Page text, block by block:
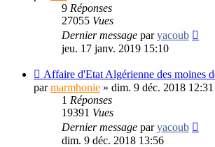
9 Réponses
27055 Vues
Dernier message paryacoub
jeu. 17 janv. 2019 15:10
Affaire d'Etat Algérienne des moines
parmarmhonie » dim. 9 déc. 2018 12:31
1 Réponses
19391 Vues
Dernier message paryacoub
dim. 9 déc. 2018 13:56